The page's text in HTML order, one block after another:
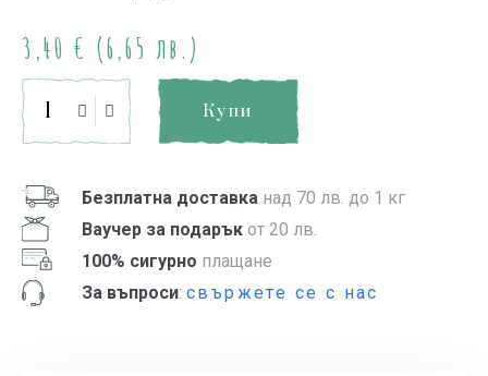
3,40 € (6,65 лв.)
Купи
Безплатна доставка над 70 лв. до 1 кг
Ваучер за подарък от 20 лв.
100% сигурно плащане
За въпроси: свържете се с нас